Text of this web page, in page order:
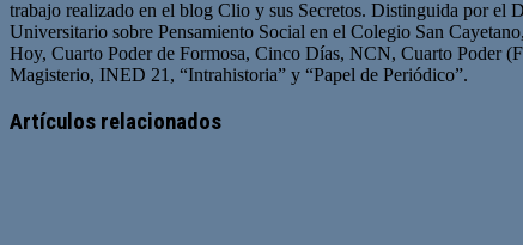
trabajo realizado en el blog Clio y sus Secretos. Distinguida por el
Universitario sobre Pensamiento Social en el Colegio San
Hoy, Cuarto Poder de Formosa, Cinco Días, NCN, Cuarto Poder
Magisterio, INED 21, “Intrahistoria” y “Papel de Periódico”.
web
Artículos relacionados